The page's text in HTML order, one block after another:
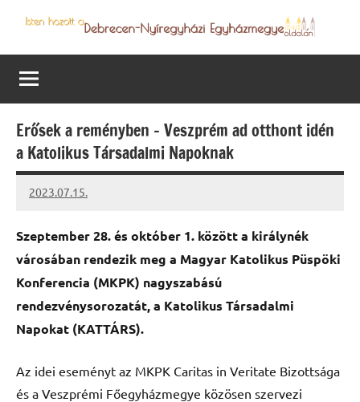
content
Debrecen-
Nyíregyházi
Egyházmegye
programjai
Erősek a reményben – Veszprém ad otthont idén
a Katolikus Társadalmi Napoknak
2023.07.15.
kovacs.agi
Szeptember 28. és október 1. között a királynék
városában rendezik meg a Magyar Katolikus Püspöki
Konferencia (MKPK) nagyszabású
rendezvénysorozatát, a Katolikus Társadalmi
Napokat (KATTÁRS).
Az idei eseményt az MKPK Caritas in Veritate Bizottsága
és a Veszprémi Főegyházmegye közösen szervezi